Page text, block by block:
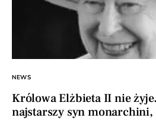
NEWS
Królowa Elżbieta II nie
najstarszy syn